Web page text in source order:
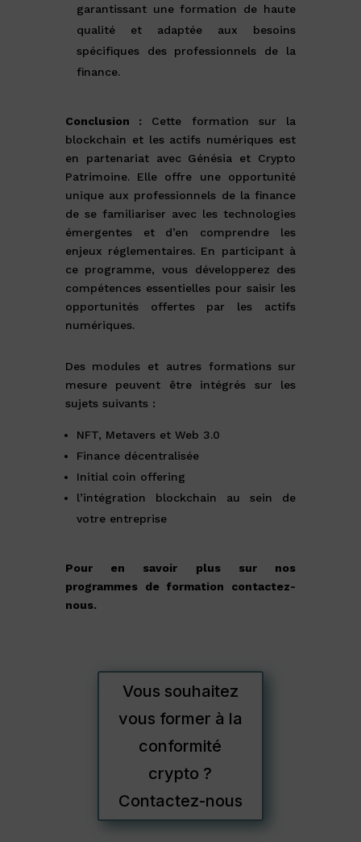
garantissant une formation de haute
qualité et adaptée aux besoins
spécifiques des professionnels de la
finance.
Conclusion : Cette formation sur la
blockchain et les actifs numériques est
en partenariat avec Génésia et Crypto
Patrimoine. Elle offre une opportunité
unique aux professionnels de la finance
de se familiariser avec les technologies
émergentes et d’en comprendre les
enjeux réglementaires. En participant à
ce programme, vous développerez des
compétences essentielles pour saisir les
opportunités offertes par les actifs
numériques.
Des modules et autres formations sur
mesure peuvent être intégrés sur les
sujets suivants :
NFT, Metavers et Web 3.0
Finance décentralisée
Initial coin offering
l’intégration blockchain au sein de
votre entreprise
Pour en savoir plus sur nos
programmes de formation contactez-
nous.
Vous souhaitez
vous former à la
conformité
crypto ?
Contactez-nous